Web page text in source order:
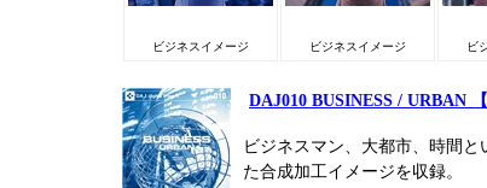
ビジネスイメージ ビジネスイメージ ビ
DAJ010 BUSINESS / URBAN
ビジネスマン、大都市、時間
た合成加工イメージを収録。